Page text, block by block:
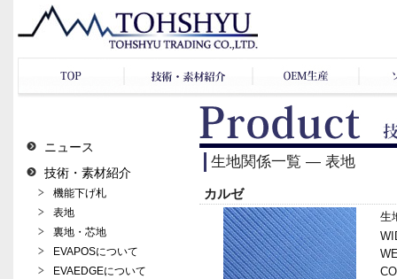
ニュース
技術・素材紹介
機能下げ札
表地
裏地・芯地
EVAPOSについて
EVAEDGEについて
生地関係一覧 ― 表地
カルゼ
生